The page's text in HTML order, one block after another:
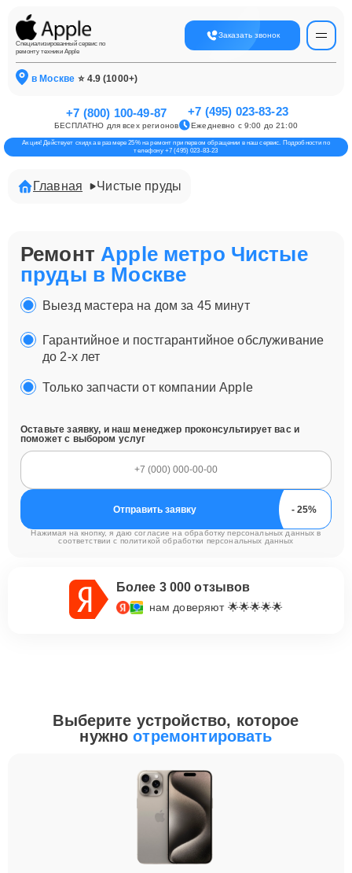
Специализированный сервис по
ремонту техники Apple
Заказать звонок
в Москве ⭐ 4.9 (1000+)
+7 (800) 100-49-87
БЕСПЛАТНО для всех регионов
+7 (495) 023-83-23
Ежедневно с 9:00 до 21:00
Акция! Действует скидка в размере 25% на ремонт при первом обращении в наш сервис. Подробности по
телефону +7 (495) 023-83-23
Главная Чистые пруды
РемонтApple метро Чистые
пруды в Москве
Выезд мастера на дом за 45 минут
Гарантийное и постгарантийное обслуживание
до 2-х лет
Только запчасти от компании Apple
Оставьте заявку, и наш менеджер проконсультирует вас и
поможет с выбором услуг
Отправить заявку
Нажимая на кнопку, я даю согласие на обработку персональных данных в
соответствии с политикой обработки персональных данных
Более 3 000 отзывов
нам доверяют 🌟🌟🌟🌟🌟
Выберите устройство, которое
нужноотремонтировать